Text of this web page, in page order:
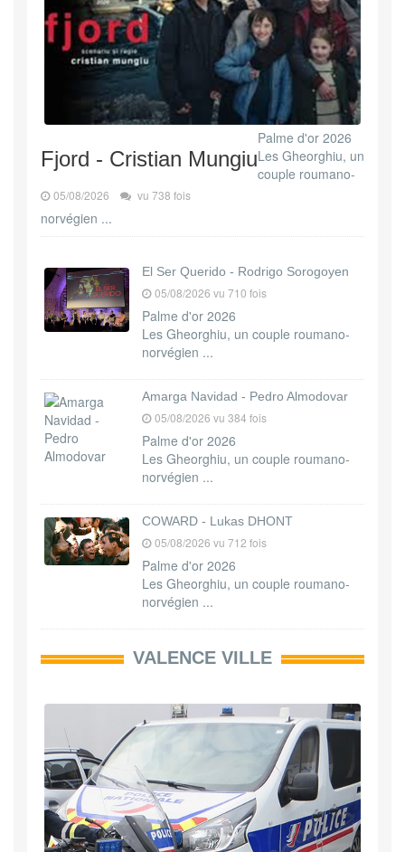
Fjord - Cristian Mungiu
05/08/2026 vu 738 fois
Palme d'or 2026
Les Gheorghiu, un
couple roumano-
norvégien ...
El Ser Querido - Rodrigo Sorogoyen
05/08/2026 vu 710 fois
Palme d'or 2026
Les Gheorghiu, un couple roumano-
norvégien ...
Amarga Navidad - Pedro Almodovar
05/08/2026 vu 384 fois
Palme d'or 2026
Les Gheorghiu, un couple roumano-
norvégien ...
COWARD - Lukas DHONT
05/08/2026 vu 712 fois
Palme d'or 2026
Les Gheorghiu, un couple roumano-
norvégien ...
VALENCE VILLE